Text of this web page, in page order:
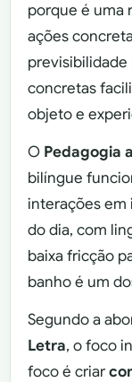
porque é uma
ações
previsibilidade
concretas
objeto e
O Pedagogia
bilíngue
interações em
do dia, com
baixa fricção
banho é um
Segundo a
Letra, o foco
foco é criar